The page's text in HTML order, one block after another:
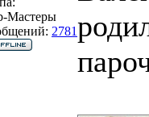
Мастеры
2781